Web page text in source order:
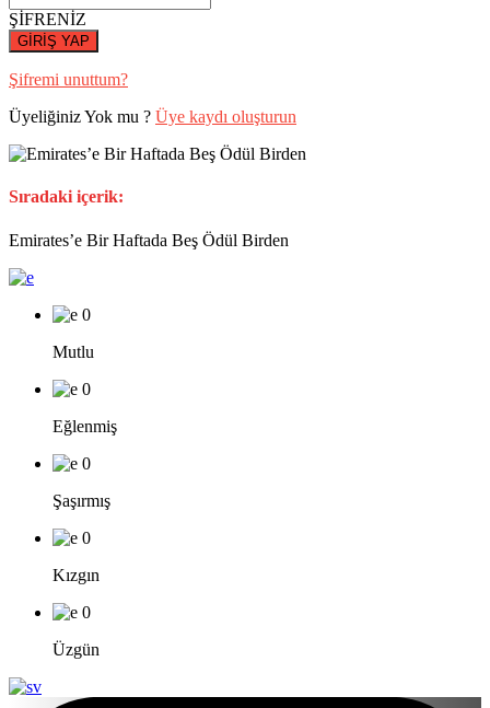
ŞİFRENİZ
GİRİŞ YAP
Şifremi unuttum?
Üyeliğiniz Yok mu ? Üye kaydı oluşturun
Sıradaki içerik:
Emirates’e Bir Haftada Beş Ödül Birden
0
Mutlu
0
Eğlenmiş
0
Şaşırmış
0
Kızgın
0
Üzgün